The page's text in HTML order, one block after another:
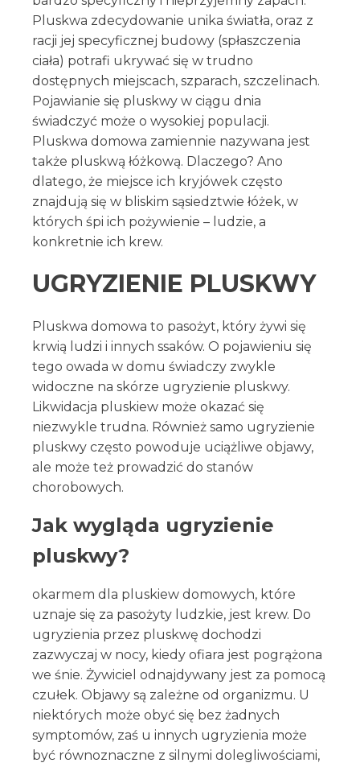
Pluskwa zdecydowanie unika światła, oraz z
racji jej specyficznej budowy (spłaszczenia
ciała) potrafi ukrywać się w trudno
dostępnych miejscach, szparach, szczelinach.
Pojawianie się pluskwy w ciągu dnia
świadczyć może o wysokiej populacji.
Pluskwa domowa zamiennie nazywana jest
także pluskwą łóżkową. Dlaczego? Ano
dlatego, że miejsce ich kryjówek często
znajdują się w bliskim sąsiedztwie łóżek, w
których śpi ich pożywienie – ludzie, a
konkretnie ich krew.
UGRYZIENIE PLUSKWY
Pluskwa domowa to pasożyt, który żywi się
krwią ludzi i innych ssaków. O pojawieniu się
tego owada w domu świadczy zwykle
widoczne na skórze ugryzienie pluskwy.
Likwidacja pluskiew może okazać się
niezwykle trudna. Również samo ugryzienie
pluskwy często powoduje uciążliwe objawy,
ale może też prowadzić do stanów
chorobowych.
Jak wygląda ugryzienie
pluskwy?
okarmem dla pluskiew domowych, które
uznaje się za pasożyty ludzkie, jest krew. Do
ugryzienia przez pluskwę dochodzi
zazwyczaj w nocy, kiedy ofiara jest pogrążona
we śnie. Żywiciel odnajdywany jest za pomocą
czułek. Objawy są zależne od organizmu. U
niektórych może obyć się bez żadnych
symptomów, zaś u innych ugryzienia może
być równoznaczne z silnymi dolegliwościami,